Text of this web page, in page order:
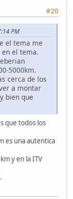
#20
PM
el tema me
el tema.
5000km.
cerca de los
a montar
bien que
que todos los
es una autentica
y en la ITV